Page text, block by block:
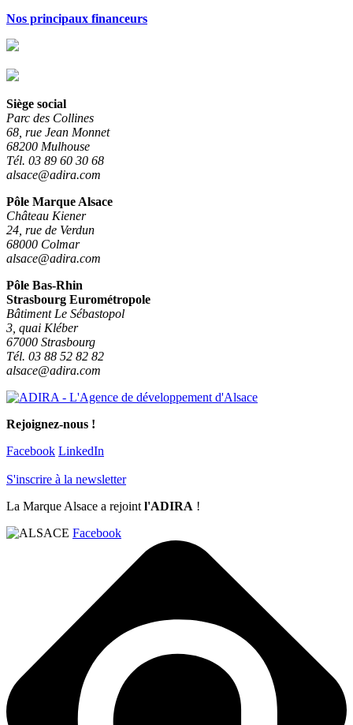
Nos principaux financeurs
Siège social
Parc des Collines
68, rue Jean Monnet
68200 Mulhouse
Tél. 03 89 60 30 68
alsace@adira.com
Pôle Marque Alsace
Château Kiener
24, rue de Verdun
68000 Colmar
alsace@adira.com
Pôle Bas-Rhin
Strasbourg Eurométropole
Bâtiment Le Sébastopol
3, quai Kléber
67000 Strasbourg
Tél. 03 88 52 82 82
alsace@adira.com
Rejoignez-nous !
Facebook LinkedIn
S'inscrire à la newsletter
La Marque Alsace a rejoint l'ADIRA !
Facebook